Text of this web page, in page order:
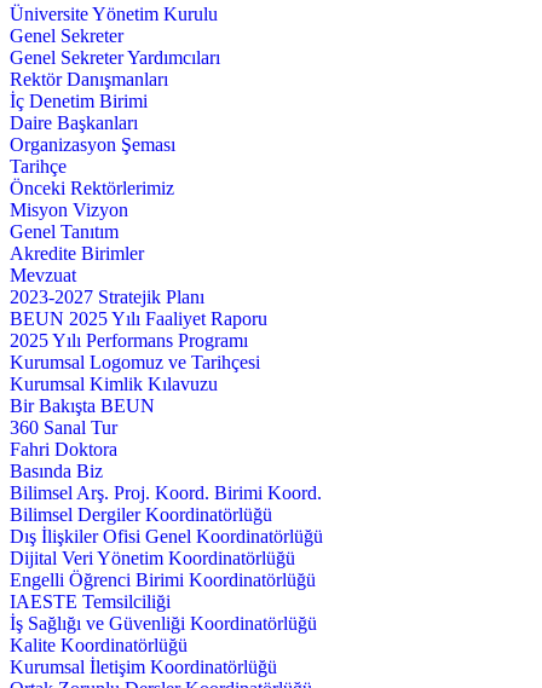
Üniversite Yönetim Kurulu
Genel Sekreter
Genel Sekreter Yardımcıları
Rektör Danışmanları
İç Denetim Birimi
Daire Başkanları
Organizasyon Şeması
Tarihçe
Önceki Rektörlerimiz
Misyon Vizyon
Genel Tanıtım
Akredite Birimler
Mevzuat
2023-2027 Stratejik Planı
BEUN 2025 Yılı Faaliyet Raporu
2025 Yılı Performans Programı
Kurumsal Logomuz ve Tarihçesi
Kurumsal Kimlik Kılavuzu
Bir Bakışta BEUN
360 Sanal Tur
Fahri Doktora
Basında Biz
Bilimsel Arş. Proj. Koord. Birimi Koord.
Bilimsel Dergiler Koordinatörlüğü
Dış İlişkiler Ofisi Genel Koordinatörlüğü
Dijital Veri Yönetim Koordinatörlüğü
Engelli Öğrenci Birimi Koordinatörlüğü
IAESTE Temsilciliği
İş Sağlığı ve Güvenliği Koordinatörlüğü
Kalite Koordinatörlüğü
Kurumsal İletişim Koordinatörlüğü